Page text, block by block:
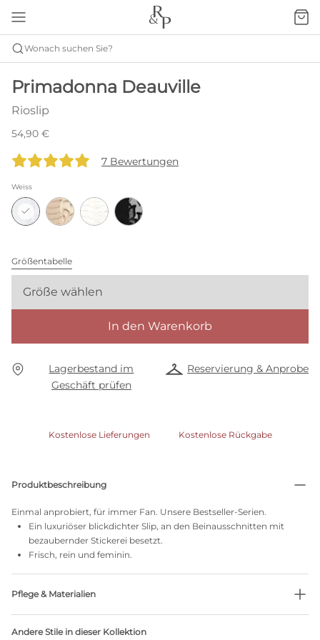
Wonach suchen Sie?
Primadonna Deauville
Rioslip
54,90 €
7 Bewertungen
Weiss
Größentabelle
Größe wählen
In den Warenkorb
Lagerbestand im
Geschäft prüfen
Reservierung & Anprobe
Kostenlose Lieferungen Kostenlose Rückgabe
Produktbeschreibung
Einmal anprobiert, für immer Fan. Unsere Bestseller-Serien.
Ein luxuriöser blickdichter Slip, an den Beinausschnitten mit
bezaubernder Stickerei besetzt.
Frisch, rein und feminin.
Pflege & Materialien
Andere Stile in dieser Kollektion